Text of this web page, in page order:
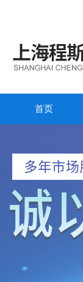
首页